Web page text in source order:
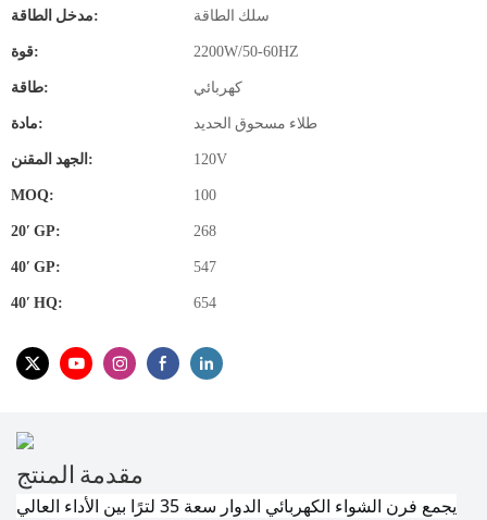
مدخل الطاقة: سلك الطاقة
قوة: 2200W/50-60HZ
طاقة: كهربائي
مادة: طلاء مسحوق الحديد
الجهد المقنن: 120V
MOQ: 100
20′ GP: 268
40′ GP: 547
40′ HQ: 654
مقدمة المنتج
يجمع فرن الشواء الكهربائي الدوار سعة 35 لترًا بين الأداء العالي